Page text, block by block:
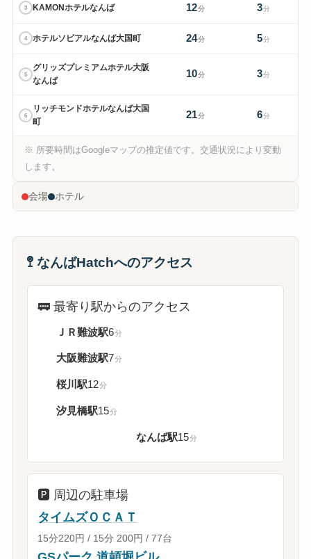
3 KAMONホテルなんば 12分 3分
4 ホテルソビアルなんば大国町 24分 5分
5
グリッズプレミアムホテル大阪
なんば
10分 3分
6
リッチモンドホテルなんば大国
町
21分 6分
※ 所要時間はGoogleマップの推定値です。交通状況により変動
します。
会場 ホテル
🚏 なんばHatchへのアクセス
🚃最寄り駅からのアクセス
ＪＲ難波駅6分
大阪難波駅7分
桜川駅12分
汐見橋駅15分
なんば駅15分
🅿️ 周辺の駐車場
タイムズＯＣＡＴ
15分220円 / 15分 200円 / 77台